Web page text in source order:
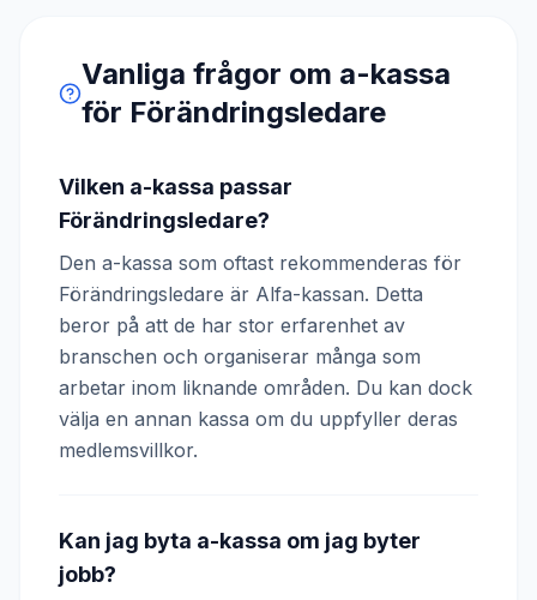
Vanliga frågor om a-kassa
för Förändringsledare
Vilken a-kassa passar
Förändringsledare?
Den a-kassa som oftast rekommenderas för
Förändringsledare är Alfa-kassan. Detta
beror på att de har stor erfarenhet av
branschen och organiserar många som
arbetar inom liknande områden. Du kan dock
välja en annan kassa om du uppfyller deras
medlemsvillkor.
Kan jag byta a-kassa om jag byter
jobb?